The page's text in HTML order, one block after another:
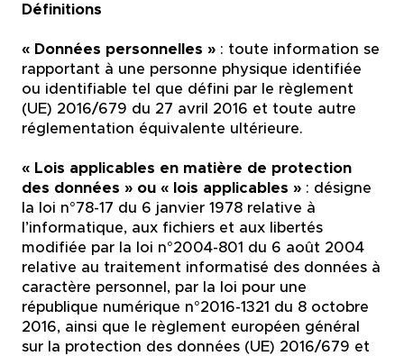
Définitions
« Données personnelles »: toute information se
rapportant à une personne physique identifiée
ou identifiable tel que défini par le règlement
(UE) 2016/679 du 27 avril 2016 et toute autre
réglementation équivalente ultérieure.
« Lois applicables en matière de protection
des données » ou « lois applicables » : désigne
la loi n°78-17 du 6 janvier 1978 relative à
l’informatique, aux fichiers et aux libertés
modifiée par la loi n°2004-801 du 6 août 2004
relative au traitement informatisé des données à
caractère personnel, par la loi pour une
république numérique n°2016-1321 du 8 octobre
2016, ainsi que le règlement européen général
sur la protection des données (UE) 2016/679 et